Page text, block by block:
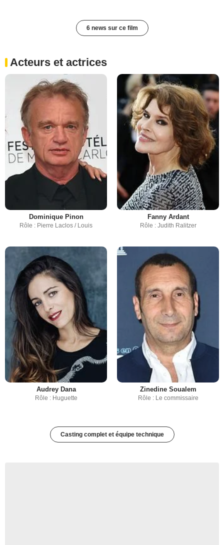
6 news sur ce film
Acteurs et actrices
Dominique Pinon
Rôle : Pierre Laclos / Louis
Fanny Ardant
Rôle : Judith Ralitzer
Audrey Dana
Rôle : Huguette
Zinedine Soualem
Rôle : Le commissaire
Casting complet et équipe technique